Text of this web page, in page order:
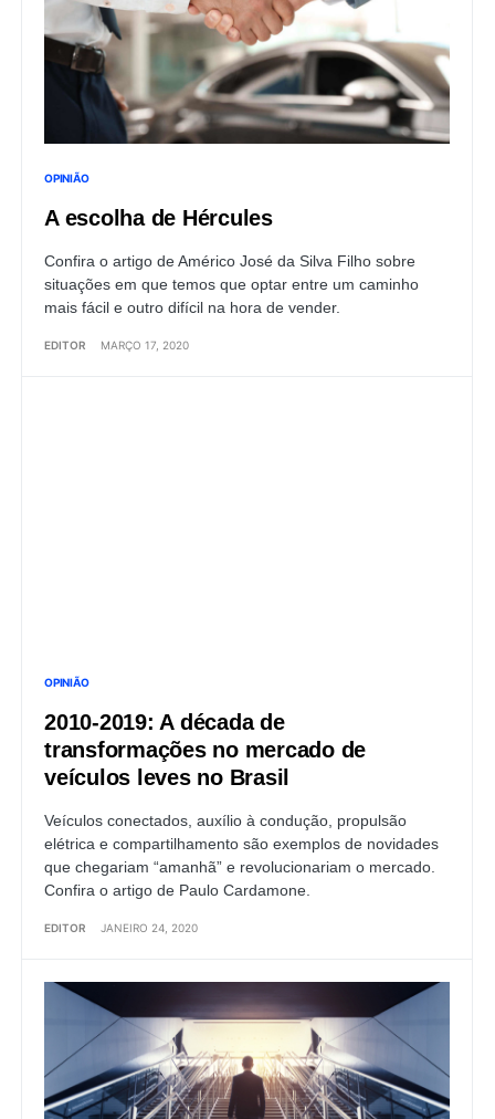
OPINIÃO
A escolha de Hércules
Confira o artigo de Américo José da Silva Filho sobre
situações em que temos que optar entre um caminho
mais fácil e outro difícil na hora de vender.
EDITOR MARÇO 17, 2020
OPINIÃO
2010-2019: A década de
transformações no mercado de
veículos leves no Brasil
Veículos conectados, auxílio à condução, propulsão
elétrica e compartilhamento são exemplos de novidades
que chegariam “amanhã” e revolucionariam o mercado.
Confira o artigo de Paulo Cardamone.
EDITOR JANEIRO 24, 2020